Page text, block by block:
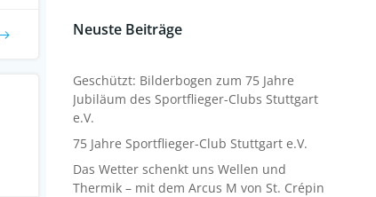
Neuste Beiträge
Geschützt: Bilderbogen zum 75 Jahre
Jubiläum des Sportflieger-Clubs Stuttgart
e.V.
75 Jahre Sportflieger-Club Stuttgart e.V.
Das Wetter schenkt uns Wellen und
Thermik – mit dem Arcus M von St. Crépin